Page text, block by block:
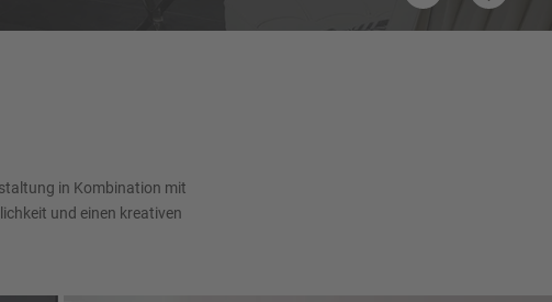
in Kombination mit
und einen kreativen